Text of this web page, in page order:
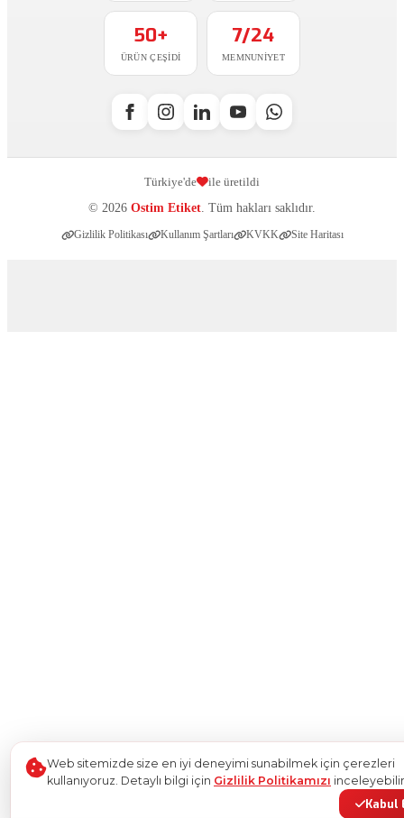
50+
ÜRÜN ÇEŞIDI
7/24
MEMNUNIYET
© 2026 Ostim Etiket. Tüm hakları saklıdır.
Türkiye'de ile üretildi
Gizlilik Politikası Kullanım Şartları KVKK Site Haritası
Web sitemizde size en iyi deneyimi sunabilmek için çerezleri
kullanıyoruz. Detaylı bilgi için Gizlilik Politikamızı
Kabul